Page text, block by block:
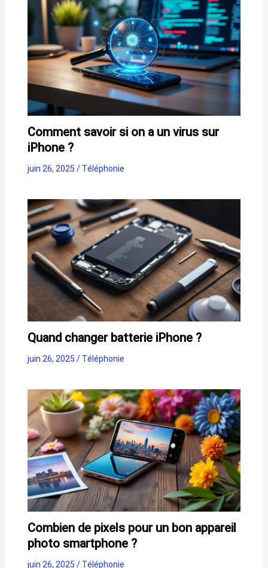
Comment savoir si on a un virus sur
iPhone ?
juin 26, 2025/Téléphonie
Quand changer batterie iPhone ?
juin 26, 2025/Téléphonie
Combien de pixels pour un bon appareil
photo smartphone ?
juin 26, 2025/Téléphonie